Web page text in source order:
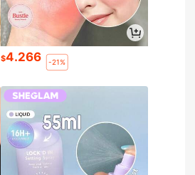
$4.266 -21%